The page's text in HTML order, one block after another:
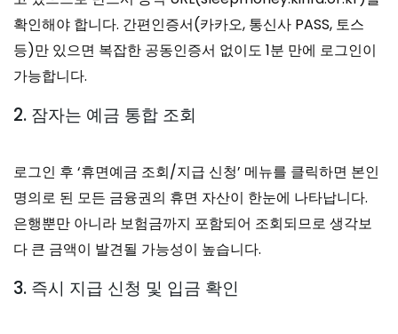
확인해야 합니다. 간편인증서(카카오, 통신사 PASS, 토스
등)만 있으면 복잡한 공동인증서 없이도 1분 만에 로그인이
가능합니다.
2. 잠자는 예금 통합 조회
로그인 후 ‘휴면예금 조회/지급 신청’ 메뉴를 클릭하면 본인
명의로 된 모든 금융권의 휴면 자산이 한눈에 나타납니다.
은행뿐만 아니라 보험금까지 포함되어 조회되므로 생각보
다 큰 금액이 발견될 가능성이 높습니다.
3. 즉시 지급 신청 및 입금 확인